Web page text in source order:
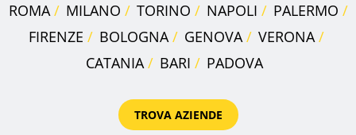
ROMA MILANO TORINO NAPOLI
PALERMO
FIRENZE
BOLOGNA GENOVA
VERONA
CATANIA
BARI PADOVA
TROVA AZIENDE